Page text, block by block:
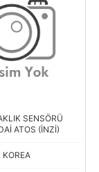
SENSÖRÜ
ATOS (İNZİ)
KOREA